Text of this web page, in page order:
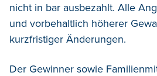
nicht in bar ausbezahlt. Alle
und vorbehaltlich höherer
kurzfristiger Änderungen.
Der Gewinner sowie